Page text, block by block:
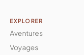
EXPLORER
Aventures
Voyages